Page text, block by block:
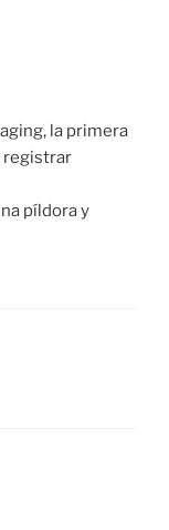
la primera
registrar
píldora y